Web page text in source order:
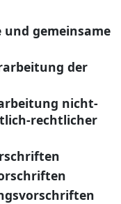
und gemeinsame
der
nicht-
rechtlicher